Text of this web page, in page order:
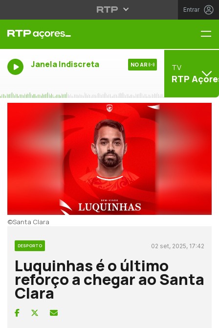
Entrar
Janela Indiscreta NO AR TV
RTP
©Santa Clara
DESPORTO 02 set, 2025, 17:42
Luquinhas é o último
reforço a chegar ao Santa
Clara